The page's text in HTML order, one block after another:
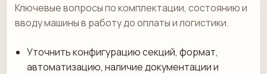
Ключевые вопросы по комплектации, состоянию и
вводу машины в работу до оплаты и логистики.
Уточнить конфигурацию секций, формат,
автоматизацию, наличие документации и